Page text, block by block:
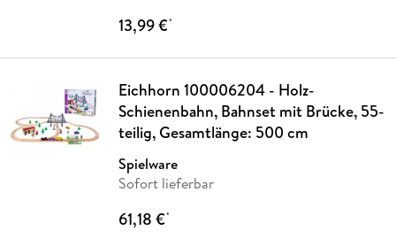
13,99 €*
Eichhorn 100006204 - Holz-
Schienenbahn, Bahnset mit Brücke, 55-
teilig, Gesamtlänge: 500 cm
Spielware
Sofort lieferbar
61,18 €*